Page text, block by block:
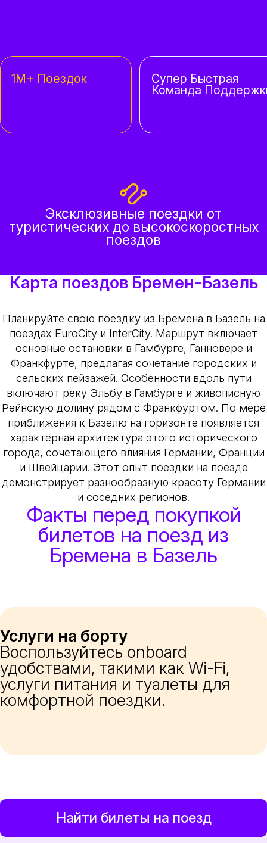
1M+ Поездок Супер Быстрая
Команда
Эксклюзивные поездки от
туристических до высокоскоростных
поездов
Карта поездов Бремен-Базель
Планируйте свою поездку из Бремена в Базель на
поездах EuroCity и InterCity. Маршрут включает
основные остановки в Гамбурге, Ганновере и
Франкфурте, предлагая сочетание городских и
сельских пейзажей. Особенности вдоль пути
включают реку Эльбу в Гамбурге и живописную
Рейнскую долину рядом с Франкфуртом. По мере
приближения к Базелю на горизонте появляется
характерная архитектура этого исторического
города, сочетающего влияния Германии, Франции
и Швейцарии. Этот опыт поездки на поезде
демонстрирует разнообразную красоту Германии
и соседних регионов.
Факты перед покупкой
билетов на поезд из
Бремена в Базель
Услуги на борту
Воспользуйтесь onboard
удобствами, такими как Wi-Fi,
услуги питания и туалеты для
комфортной поездки.
Найти билеты на поезд